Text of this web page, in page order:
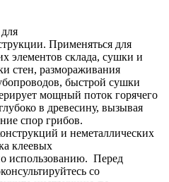
Применяться для
элементов склада, сушки и
стен, размораживания
быстрой сушки
мощный поток горячего
в древесину, вызывая
спор грибов.
и неметаллических
клеевых
использованию. Перед
со